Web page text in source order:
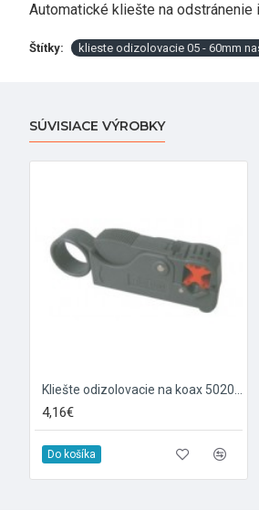
Automatické kliešte na
Štítky: klieste odizolovacie 05 - 60mm
SÚVISIACE VÝROBKY
4,16€
Do košíka